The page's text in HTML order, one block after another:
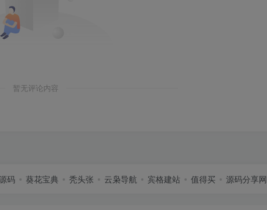
暂无评论内容
码 葵花宝典 秃头张 云枭导航 宾格建站 值得买 源码分享网